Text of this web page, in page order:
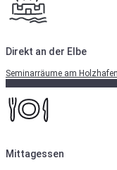
Direkt an der Elbe
Seminarräume am
Mittagessen